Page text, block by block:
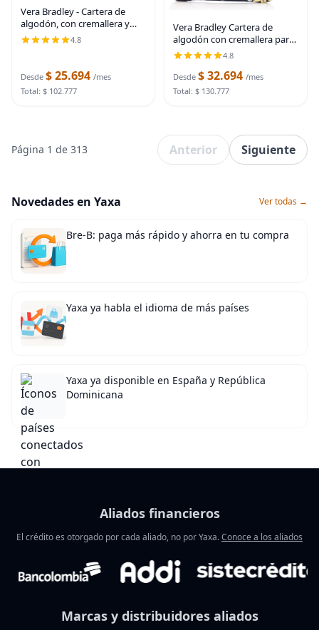
Vera Bradley - Cartera de
algodón, con cremallera y
compartimiento para la
identificación, para mujer
4.8
Desde $ 25.694 /mes
Total: $ 102.777
Vera Bradley Cartera de
algodón con cremallera para
identificación para mujer
4.8
Desde $ 32.694 /mes
Total: $ 130.777
Página 1 de 313 Anterior Siguiente
Novedades en Yaxa Ver todas →
Bre-B: paga más rápido y ahorra en tu compra
Yaxa ya habla el idioma de más países
Yaxa ya disponible en España y República
Dominicana
Aliados financieros
El crédito es otorgado por cada aliado, no por Yaxa.Conoce a los aliados
Marcas y distribuidores aliados